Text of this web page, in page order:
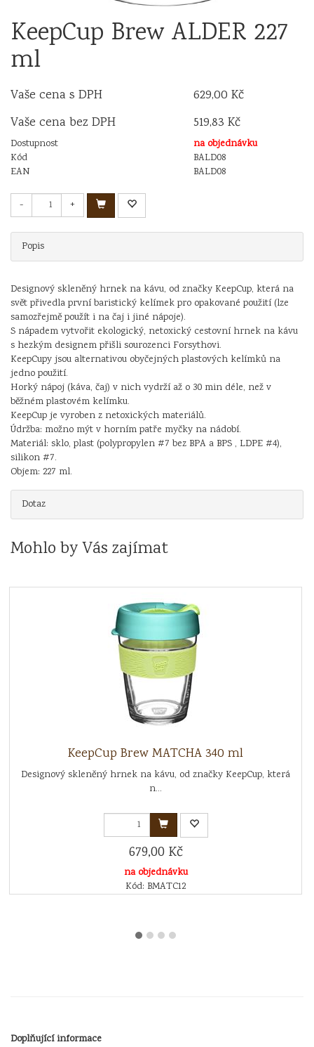
KeepCup Brew ALDER 227
ml
Vaše cena s DPH
629,00 Kč
Vaše cena bez DPH
519,83 Kč
Dostupnost
na objednávku
Kód
BALD08
EAN
BALD08
- +
Popis
Designový skleněný hrnek na kávu, od značky KeepCup, která na
svět přivedla první baristický kelímek pro opakované použití (lze
samozřejmě použít i na čaj i jiné nápoje).
S nápadem vytvořit ekologický, netoxický cestovní hrnek na kávu
s hezkým designem přišli sourozenci Forsythovi.
KeepCupy jsou alternativou obyčejných plastových kelímků na
jedno použití.
Horký nápoj (káva, čaj) v nich vydrží až o 30 min déle, než v
běžném plastovém kelímku.
KeepCup je vyroben z netoxických materiálů.
Údržba: možno mýt v horním patře myčky na nádobí.
Materiál: sklo, plast (polypropylen #7 bez BPA a BPS , LDPE #4),
silikon #7.
Objem: 227 ml.
Dotaz
Mohlo by Vás zajímat
KeepCup Brew MATCHA 340 ml
Designový skleněný hrnek na kávu, od značky KeepCup, která
n...
679,00 Kč
na objednávku
Kód: BMATC12
Doplňující informace